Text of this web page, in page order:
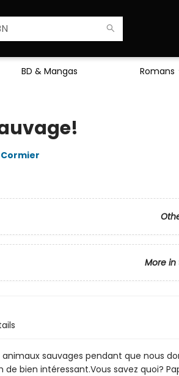
BD & Mangas Romans
More in
sauvages pendant que nous
de bien intéressant.Vous savez quoi?